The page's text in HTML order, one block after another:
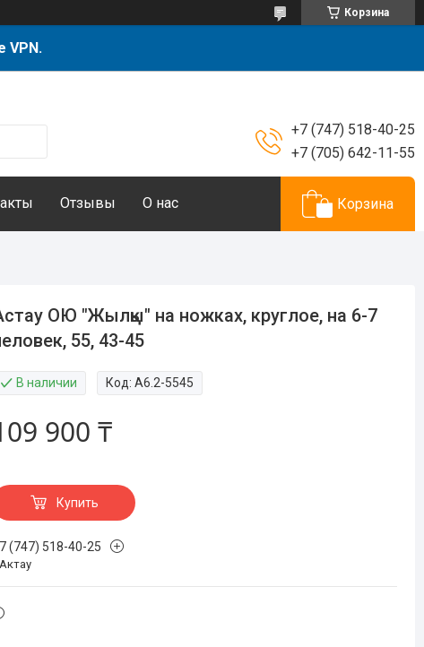
Корзина
VPN.
+7 (747) 518-40-25
+7 (705) 642-11-55
Отзывы О нас Корзина
ОЮ "Жылқы" на ножках, круглое, на 6-7
55, 43-45
В наличии Код:А6.2-5545
900 ₸
Купить
(747) 518-40-25